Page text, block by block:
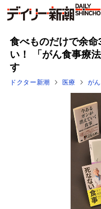
食べものだけで余
い！ 「がん食事療
す
ドクター新潮 医療 がん